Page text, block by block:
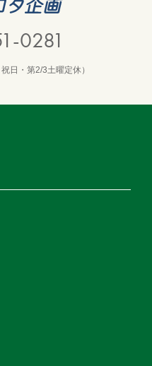
0281
日・第2/3土曜定休）